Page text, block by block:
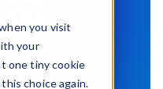
you visit
your
one tiny cookie
choice again.
dans le